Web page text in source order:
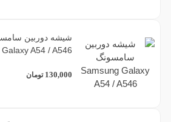
Galaxy A54 / A546
130,000 تومان